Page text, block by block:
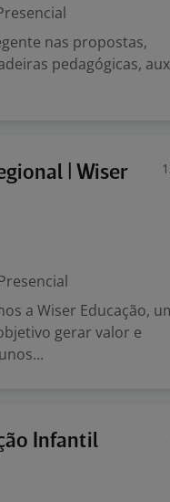
nas propostas,
pedagógicas,
| Wiser
a Wiser Educação,
gerar valor e
Infantil